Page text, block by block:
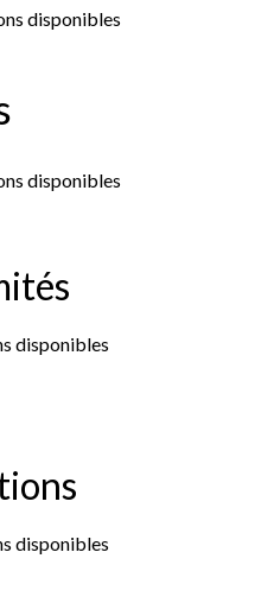
disponibles
disponibles
disponibles
disponibles